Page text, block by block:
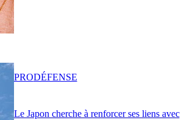
Le Japon cherche à renforcer ses liens avec
PRODÉFENSE